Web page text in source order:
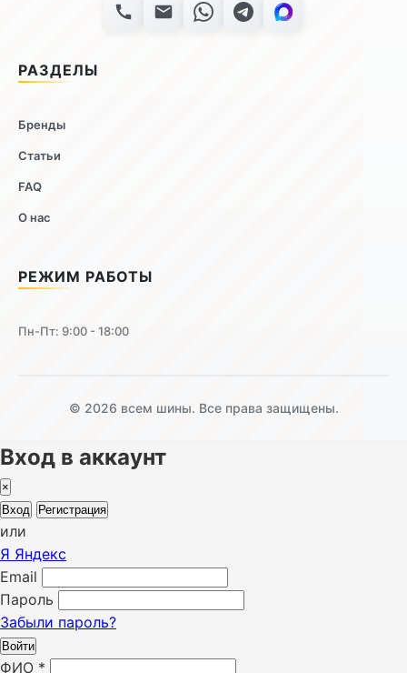
РАЗДЕЛЫ
Бренды
Статьи
FAQ
О нас
РЕЖИМ РАБОТЫ
Пн-Пт: 9:00 - 18:00
© 2026 всем шины. Все права защищены.
Вход в аккаунт
×
Вход
Регистрация
или
Я Яндекс
Email
Пароль
Забыли пароль?
Войти
ФИО *